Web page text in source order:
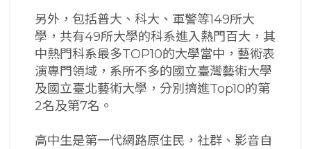
另外，包括普大、科大、軍警等149所大
學，共有49所大學的科系進入熱門百大，其
中熱門科系最多TOP10的大學當中，藝術表
演專門領域，系所不多的國立臺灣藝術大學
及國立臺北藝術大學，分別擠進Top10的第
2名及第7名。
高中生是第一代網路原住民，社群、影音自